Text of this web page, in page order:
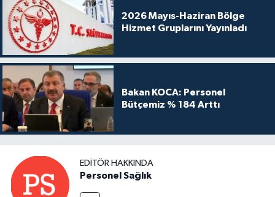
2026 Mayıs-Haziran Bölge
Hizmet Gruplarını Yayınladı
Bakan KOCA: Personel
Bütçemiz % 184 Arttı
EDITÖR HAKKINDA
Personel Sağlık